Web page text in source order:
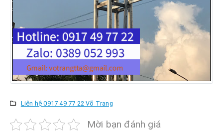
Liên hệ 0917 49 77 22 Võ Trang
Mời bạn đánh giá